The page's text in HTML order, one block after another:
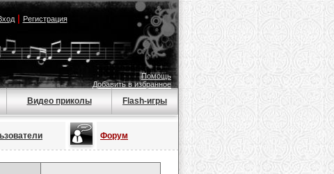
| Регистрация
Помощь
Добавить в избранное
Видео приколы Flash-игры
Форум